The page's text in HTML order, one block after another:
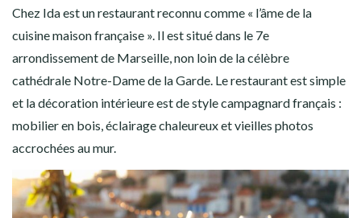
Chez Ida est un restaurant reconnu comme « l’âme de la
cuisine maison française ». Il est situé dans le 7e
arrondissement de Marseille, non loin de la célèbre
cathédrale Notre-Dame de la Garde. Le restaurant est simple
et la décoration intérieure est de style campagnard français :
mobilier en bois, éclairage chaleureux et vieilles photos
accrochées au mur.